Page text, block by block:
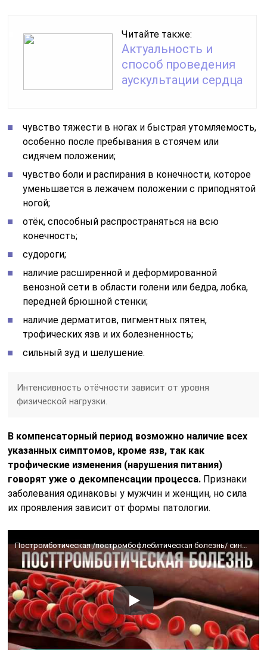
Читайте также:
Актуальность и
способ проведения
аускультации сердца
чувство тяжести в ногах и быстрая утомляемость,
особенно после пребывания в стоячем или
сидячем положении;
чувство боли и распирания в конечности, которое
уменьшается в лежачем положении с приподнятой
ногой;
отёк, способный распространяться на всю
конечность;
судороги;
наличие расширенной и деформированной
венозной сети в области голени или бедра, лобка,
передней брюшной стенки;
наличие дерматитов, пигментных пятен,
трофических язв и их болезненность;
сильный зуд и шелушение.
Интенсивность отёчности зависит от уровня
физической нагрузки.
В компенсаторный период возможно наличие всех
указанных симптомов, кроме язв, так как
трофические изменения (нарушения питания)
говорят уже о декомпенсации процесса. Признаки
заболевания одинаковы у мужчин и женщин, но сила
их проявления зависит от формы патологии.
Постромботическая /постромбофлебитическая болезнь/ синдром. Флеболог Санкт-Петербург Арсеньев А.О.